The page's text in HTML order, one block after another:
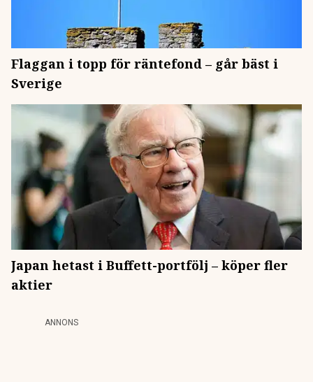
Flaggan i topp för räntefond – går bäst i
Sverige
Japan hetast i Buffett-portfölj – köper fler
aktier
ANNONS